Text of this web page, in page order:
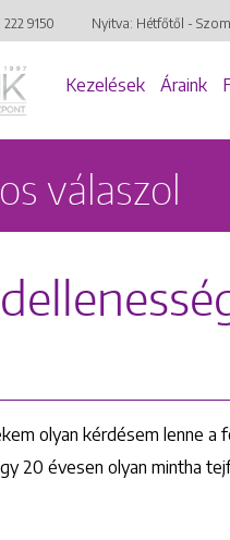
222 9150 Nyitva: Hétfőtől -
Kezelések Áraink
válaszol
olyan kérdésem lenne
20 évesen olyan mintha